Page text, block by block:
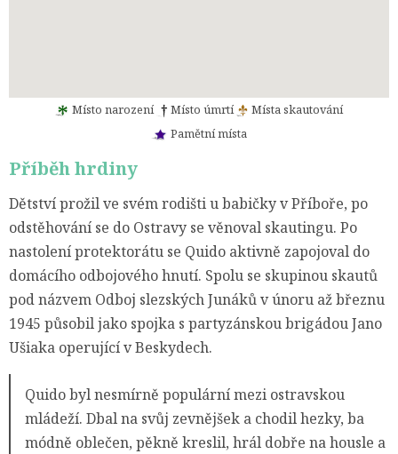
Místo narození Místo úmrtí
Místa skautování
Pamětní místa
Příběh hrdiny
Dětství prožil ve svém rodišti u babičky v Příboře, po
odstěhování se do Ostravy se věnoval skautingu. Po
nastolení protektorátu se Quido aktivně zapojoval do
domácího odbojového hnutí. Spolu se skupinou skautů
pod názvem Odboj slezských Junáků v únoru až březnu
1945 působil jako spojka s partyzánskou brigádou Jano
Ušiaka operující v Beskydech.
Quido byl nesmírně populární mezi ostravskou
mládeží. Dbal na svůj zevnějšek a chodil hezky, ba
módně oblečen, pěkně kreslil, hrál dobře na housle a